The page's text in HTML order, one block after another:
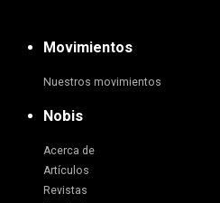
Movimientos
Nuestros movimientos
Nobis
Acerca de
Artículos
Revistas